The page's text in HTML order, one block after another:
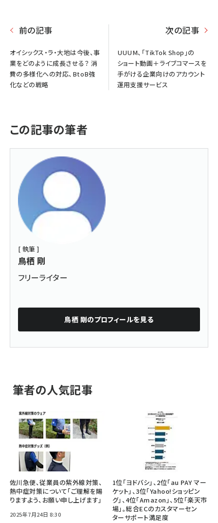
前の記事
オイシックス・ラ・大地は今後、事
業をどのように成長させる？ 消
費の多様化への対応、BtoB強
化などの戦略
次の記事
UUUM、「TikTok Shop」の
ショート動画＋ライブコマースを
手がける企業向けのアカウント
運用支援サービス
この記事の筆者
[ 執筆 ]
鳥栖 剛
フリーライター
鳥栖 剛のプロフィールを見る
筆者の人気記事
佐川急便、従業員の紫外線対策、
熱中症対策について「ご理解を賜
りますよう、お願い申し上げます」
2025年7月24日 8:30
1位「ヨドバシ」、2位「au PAY マー
ケット」、3位「Yahoo!ショッピン
グ」、4位「Amazon」、5位「楽天市
場」。総合ECのカスタマーセン
ターサポート満足度